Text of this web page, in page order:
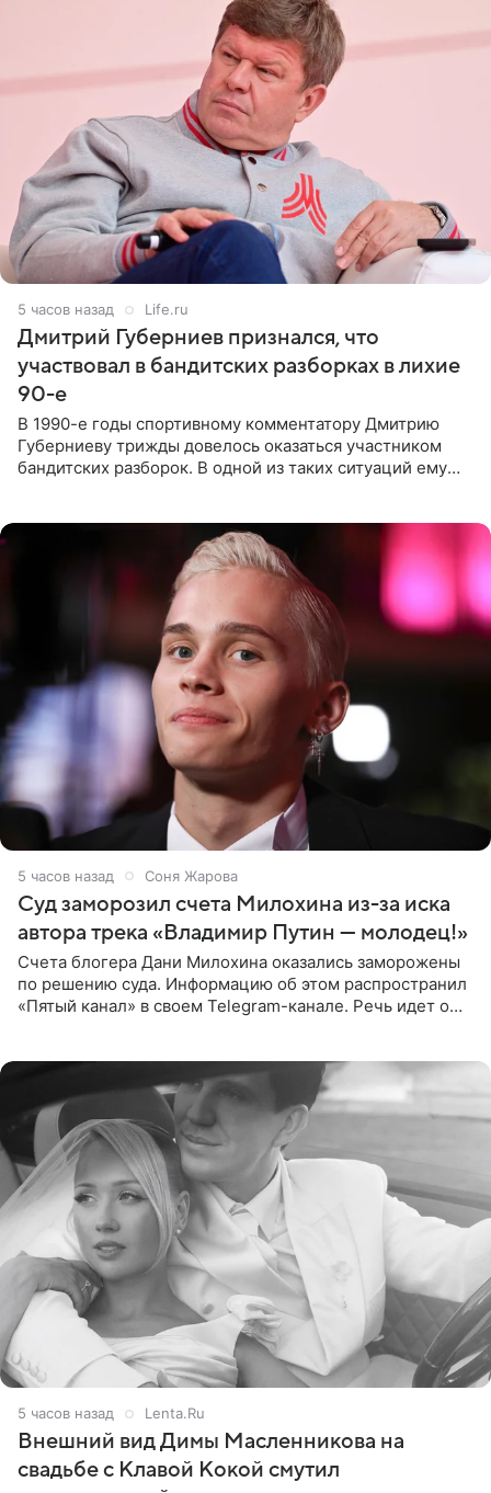
5 часов назад Life.ru
Дмитрий Губерниев признался, что
участвовал в бандитских разборках в лихие
90-е
В 1990-е годы спортивному комментатору Дмитрию
Губерниеву трижды довелось оказаться участником
бандитских разборок. В одной из таких ситуаций ему
5 часов назад Соня Жарова
Суд заморозил счета Милохина из-за иска
автора трека «Владимир Путин — молодец!»
Счета блогера Дани Милохина оказались заморожены
по решению суда. Информацию об этом распространил
«Пятый канал» в своем Telegram-канале. Речь идет о
5 часов назад Lenta.Ru
Внешний вид Димы Масленникова на
свадьбе с Клавой Кокой смутил